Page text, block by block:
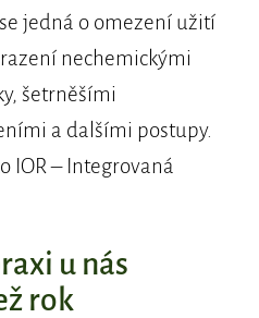
jedná o omezení užití
nechemickými
šetrněšími
a dalšími postupy.
IOR – Integrovaná
u nás
rok